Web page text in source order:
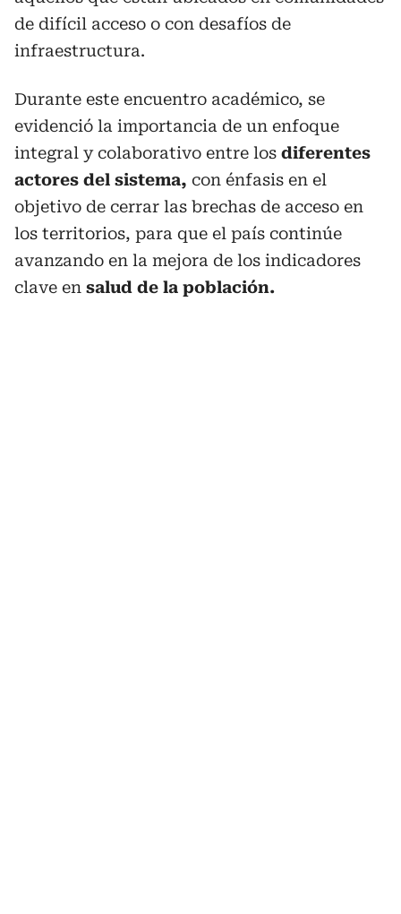
de difícil acceso o con desafíos de
infraestructura.
Durante este encuentro académico, se
evidenció la importancia de un enfoque
integral y colaborativo entre los diferentes
actores del sistema, con énfasis en el
objetivo de cerrar las brechas de acceso en
los territorios, para que el país continúe
avanzando en la mejora de los indicadores
clave en salud de la población.